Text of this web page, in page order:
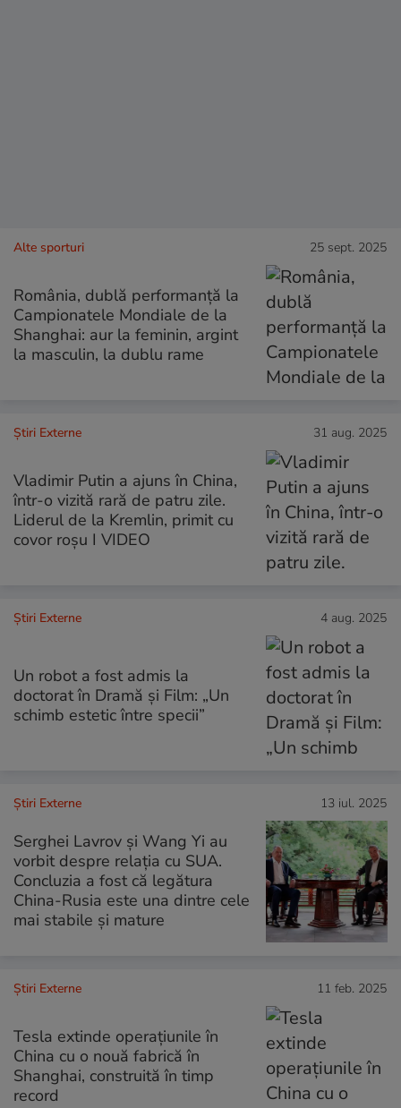
Alte sporturi 25 sept. 2025
România, dublă performanță la
Campionatele Mondiale de la
Shanghai: aur la feminin, argint
la masculin, la dublu rame
Știri Externe 31 aug. 2025
Vladimir Putin a ajuns în China,
într-o vizită rară de patru zile.
Liderul de la Kremlin, primit cu
covor roșu I VIDEO
Știri Externe 4 aug. 2025
Un robot a fost admis la
doctorat în Dramă și Film: „Un
schimb estetic între specii”
Știri Externe 13 iul. 2025
Serghei Lavrov și Wang Yi au
vorbit despre relația cu SUA.
Concluzia a fost că legătura
China-Rusia este una dintre cele
mai stabile și mature
Știri Externe 11 feb. 2025
Tesla extinde operațiunile în
China cu o nouă fabrică în
Shanghai, construită în timp
record